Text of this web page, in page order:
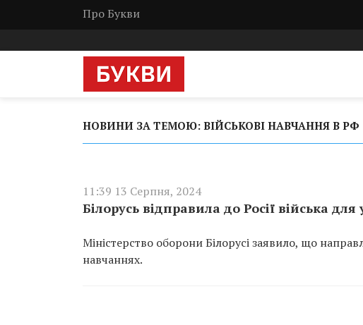
Про Букви
НОВИНИ ЗА ТЕМОЮ: ВІЙСЬКОВІ НАВЧАННЯ В РФ
11:39 13 Серпня, 2024
Білорусь відправила до Росії війська
Міністерство оборони Білорусі заявило, що
навчаннях.